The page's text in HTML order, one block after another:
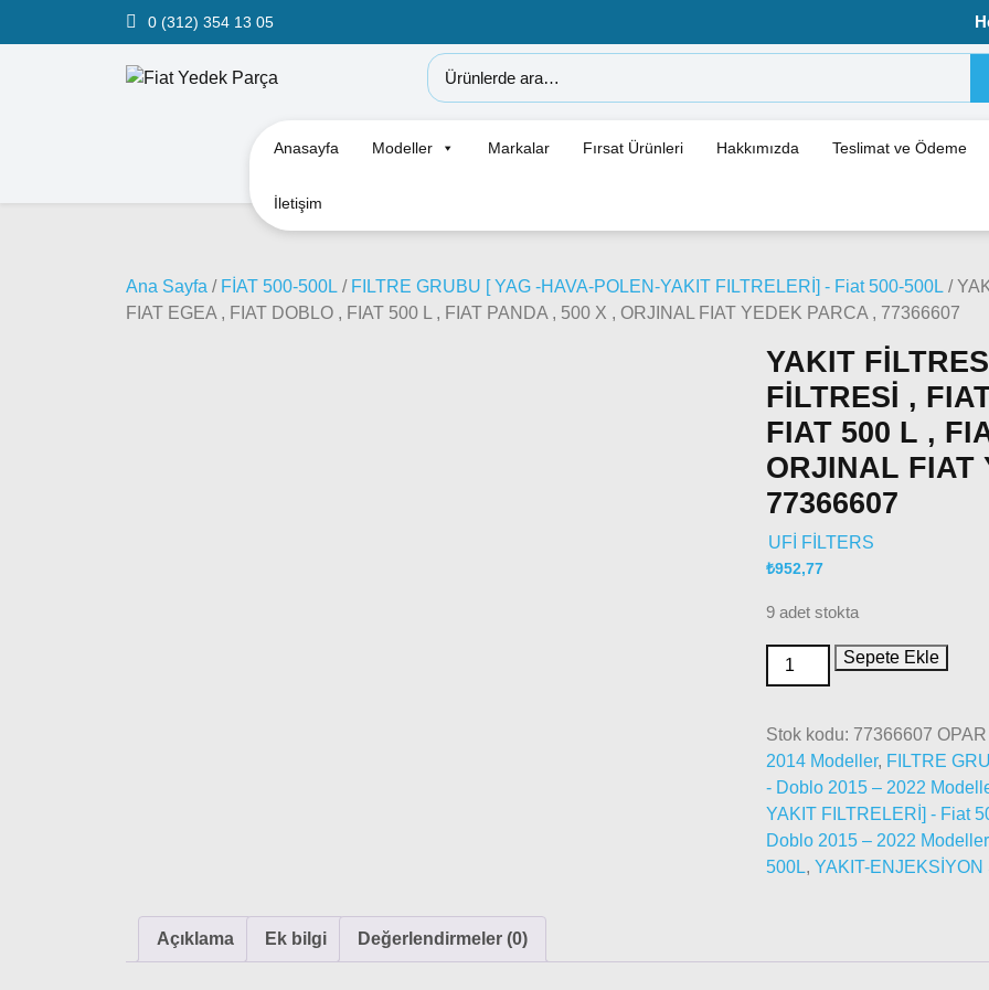
0 (312) 354 13 05
Anasayfa Modeller Markalar Fırsat Ürünleri Hakkımızda Teslimat ve Ödeme
İletişim
Ana Sayfa / FİAT 500-500L / FILTRE GRUBU [ YAG -HAVA-POLEN-YAKIT FILTRELERİ] - Fiat 500-500L /
FIAT EGEA , FIAT DOBLO , FIAT 500 L , FIAT PANDA , 500 X , ORJINAL FIAT YEDEK PARCA , 77366607
YAKIT
FİLTRESİ ,
FIAT 500 L ,
ORJINAL FIAT
77366607
UFİ FİLTERS
₺952,77
9 adet stokta
Sepete Ekle
Stok kodu: 77366607 OPAR
2014 Modeller, FILTRE
- Doblo 2015 – 2022
YAKIT FILTRELERİ] - Fiat
Doblo 2015 – 2022 Modeller
500L,YAKIT-
Açıklama Ek bilgi Değerlendirmeler (0)